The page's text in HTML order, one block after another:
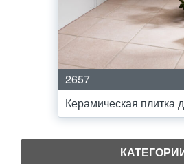
2657
Керамическая плитка